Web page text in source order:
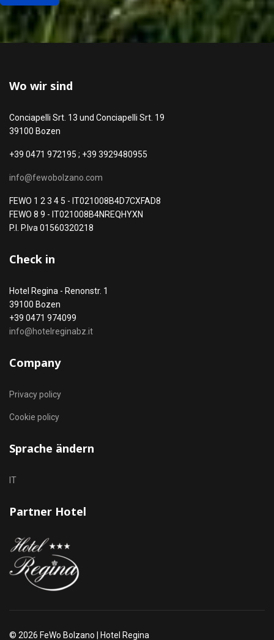
Wo wir sind
Conciapelli Srt. 13 und Conciapelli Srt. 19
39100 Bozen
+39 0471 972195 ; +39 3929480955
info@fewobolzano.com
FEWO 1 2 3 4 5 - IT021008B4D7CXFAD8
FEWO 8 9 - IT021008B4NREQHYXN
P.I. P.Iva 01560320218
Check in
Hotel Regina - Renonstr. 1
39100 Bozen
+39 0471 974099
info@hotelreginabz.it
Company
Privacy policy
Cookie policy
Sprache ändern
Sprache auswählen
IT
Partner Hotel
© 2026 FeWo Bolzano | Hotel Regina